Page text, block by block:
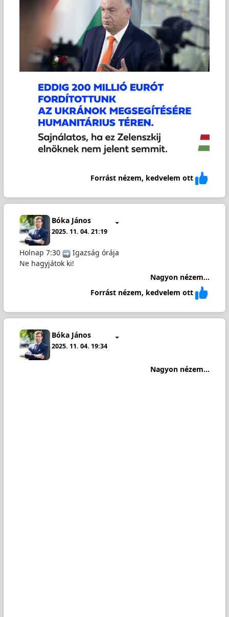
Forrást nézem, kedvelem ott
Bóka János
2025. 11. 04. 21:19
Holnap 7:30
️ Igazság órája
Ne hagyjátok ki!
Nagyon nézem...
Forrást nézem, kedvelem ott
Bóka János
2025. 11. 04. 19:34
Nagyon nézem...